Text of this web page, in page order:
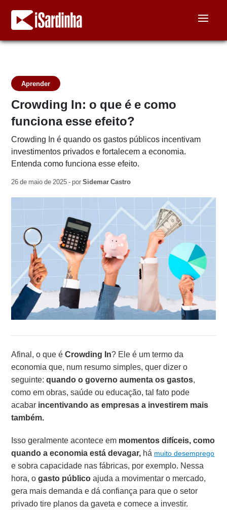
Aprender
Crowding In: o que é e como
funciona esse efeito?
Crowding In é quando os gastos públicos incentivam
investimentos privados e fortalecem a economia.
Entenda como funciona esse efeito.
26 de maio de 2025 - porSidemar Castro
Afinal, o que éCrowding In? Ele é um termo da
economia que, num resumo simples, quer dizer o
seguinte:quando o governo aumenta os gastos,
como em obras, saúde ou educação, tal fato pode
acabar incentivando as empresas a investirem mais
também.
Isso geralmente acontece em momentos difíceis, como
quando a economia está devagar, há muito desemprego
e sobra capacidade nas fábricas, por exemplo. Nessa
hora, ogasto públicoajuda a movimentar o mercado,
gera mais demanda e dá confiança para que o setor
privado tire planos da gaveta e comece a investir.